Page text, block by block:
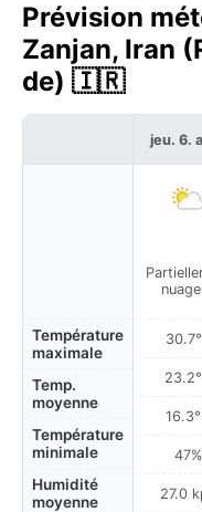
Prévision
Zanjan, Iran
de) 🇮🇷
Température
maximale
Temp.
moyenne
Température
minimale
Humidité
moyenne
jeu. 6.
47%
27.0